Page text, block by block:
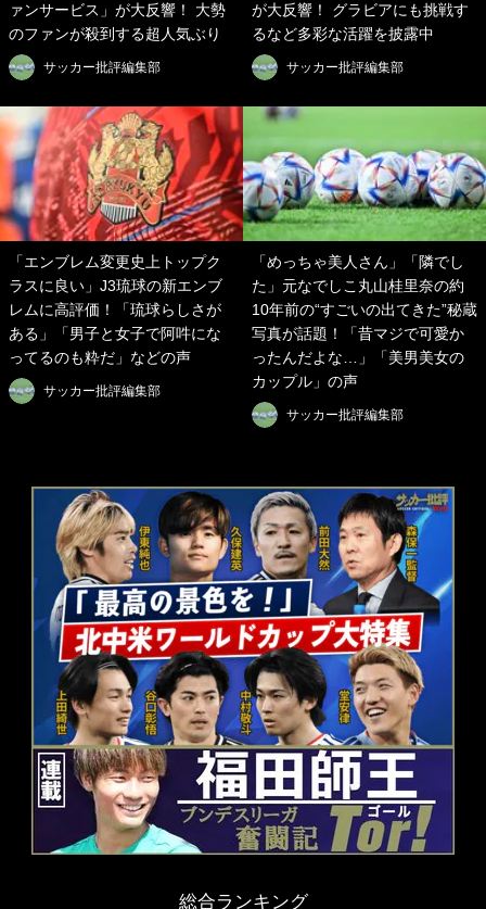
ァンサービス」が大反響！ 大勢
のファンが殺到する超人気ぶり
サッカー批評編集部
が大反響！ グラビアにも挑戦す
るなど多彩な活躍を披露中
サッカー批評編集部
「エンブレム変更史上トップク
ラスに良い」J3琉球の新エンブ
レムに高評価！「琉球らしさが
ある」「男子と女子で阿吽にな
ってるのも粋だ」などの声
サッカー批評編集部
「めっちゃ美人さん」「隣でし
た」元なでしこ丸山桂里奈の約
10年前の“すごいの出てきた”秘蔵
写真が話題！「昔マジで可愛か
ったんだよな…」「美男美女の
カップル」の声
サッカー批評編集部
総合ランキング